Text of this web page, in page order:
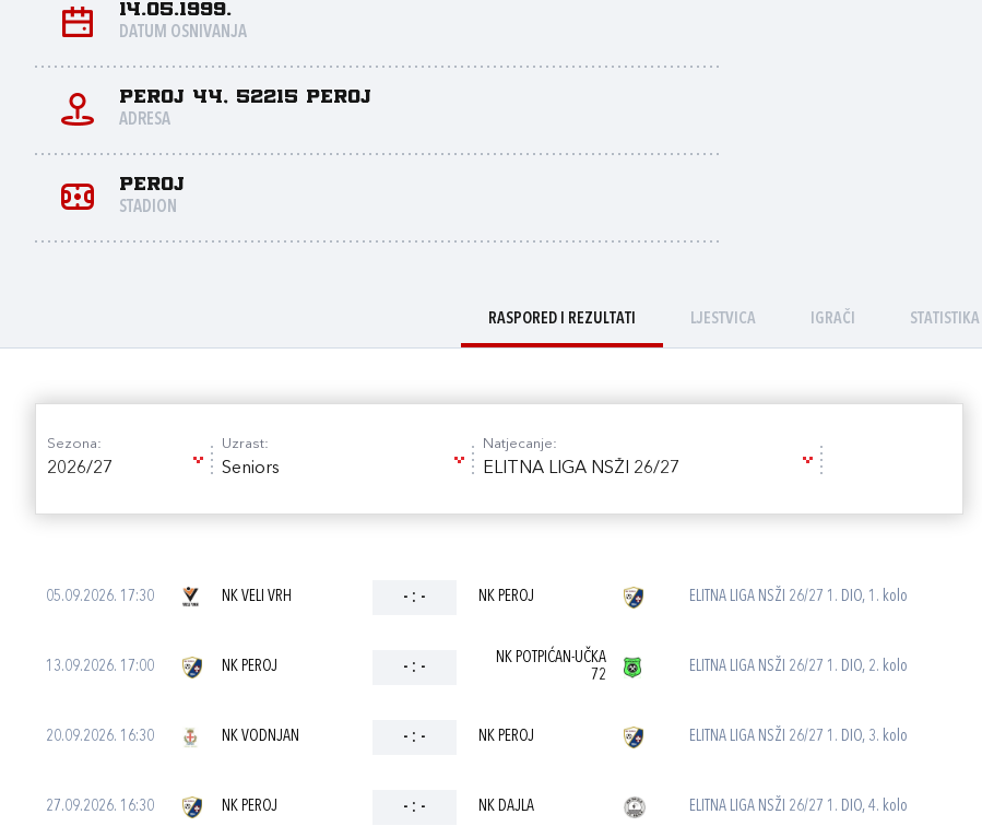
14.05.1999.
DATUM OSNIVANJA
Peroj 44, 52215 Peroj
ADRESA
Peroj
STADION
RASPORED I REZULTATI LJESTVICA IGRAČI STATISTIKA
Sezona:
2026/27
Uzrast:
Seniors
Natjecanje:
ELITNA LIGA NSŽI 26/27
05.09.2026. 17:30 NK VELI VRH - : - NK PEROJ ELITNA LIGA NSŽI 26/27 1. DIO, 1. kolo
13.09.2026. 17:00 NK PEROJ - : -
NK POTPIĆAN-UČKA
72
ELITNA LIGA NSŽI 26/27 1. DIO, 2. kolo
20.09.2026. 16:30 NK VODNJAN - : - NK PEROJ ELITNA LIGA NSŽI 26/27 1. DIO, 3. kolo
27.09.2026. 16:30 NK PEROJ - : - NK DAJLA ELITNA LIGA NSŽI 26/27 1. DIO, 4. kolo